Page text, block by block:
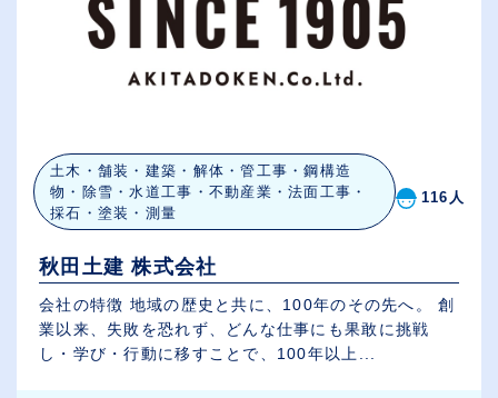
土木・舗装・建築・解体・管工事・鋼構造
物・除雪・水道工事・不動産業・法面工事・
採石・塗装・測量
116人
秋田土建 株式会社
会社の特徴 地域の歴史と共に、100年のその先へ。 創
業以来、失敗を恐れず、どんな仕事にも果敢に挑戦
し・学び・行動に移すことで、100年以上...